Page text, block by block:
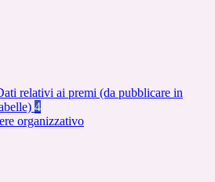
relativi ai premi (da pubblicare in
4
organizzativo